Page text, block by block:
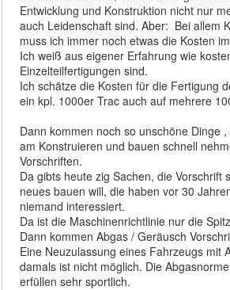
Entwicklung und Konstruktion nicht nur
auch Leidenschaft sind. Aber: Bei allem
muss ich immer noch etwas die Kosten
Ich weiß aus eigener Erfahrung wie
Einzelteilfertigungen sind.
Ich schätze die Kosten für die Fertigung
ein kpl. 1000er Trac auch auf mehrere
Dann kommen noch so unschöne Dinge
am Konstruieren und bauen schnell
Vorschriften.
Da gibts heute zig Sachen, die Vorschrift
neues bauen will, die haben vor 30
niemand interessiert.
Da ist die Maschinenrichtlinie nur die
Dann kommen Abgas / Geräusch
Eine Neuzulassung eines Fahrzeugs mit
damals ist nicht möglich. Die
erfüllen sehr sportlich.